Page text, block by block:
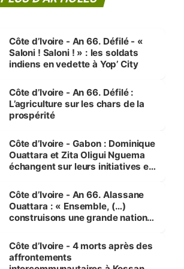
Côte d’Ivoire - An 66. Défilé - «
Saloni ! Saloni ! » : les soldats
indiens en vedette à Yop’ City
Côte d’Ivoire - An 66. Défilé :
L’agriculture sur les chars de la
prospérité
Côte d’Ivoire - Gabon : Dominique
Ouattara et Zita Oligui Nguema
échangent sur leurs initiatives en
enfants
Côte d’Ivoire - An 66. Alassane
Ouattara : « Ensemble, (…)
construisons une grande nation
générations futures »
Côte d’Ivoire - 4 morts après des
affrontements